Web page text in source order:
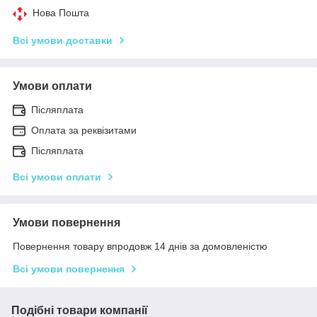
Нова Пошта
Всі умови доставки
Умови оплати
Післяплата
Оплата за реквізитами
Післяплата
Всі умови оплати
Умови повернення
Повернення товару впродовж 14 днів за домовленістю
Всі умови повернення
Подібні товари компанії